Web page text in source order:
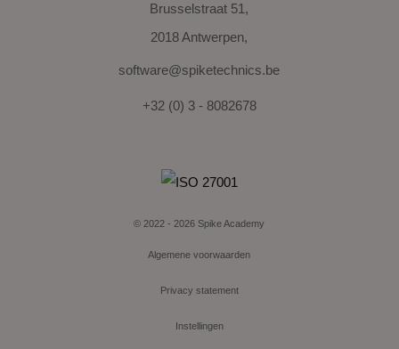
Brusselstraat 51,
2018 Antwerpen,
software@spiketechnics.be
+32 (0) 3 - 8082678
© 2022 - 2026 Spike Academy
Algemene voorwaarden
Privacy statement
Instellingen